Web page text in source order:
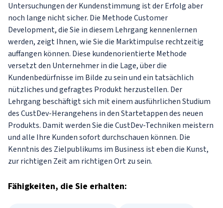
Untersuchungen der Kundenstimmung ist der Erfolg aber
noch lange nicht sicher. Die Methode Customer
Development, die Sie in diesem Lehrgang kennenlernen
werden, zeigt Ihnen, wie Sie die Marktimpulse rechtzeitig
auffangen können. Diese kundenorientierte Methode
versetzt den Unternehmer in die Lage, über die
Kundenbedürfnisse im Bilde zu sein und ein tatsächlich
nützliches und gefragtes Produkt herzustellen. Der
Lehrgang beschäftigt sich mit einem ausführlichen Studium
des CustDev-Herangehens in den Startetappen des neuen
Produkts. Damit werden Sie die CustDev-Techniken meistern
und alle Ihre Kunden sofort durchschauen können. Die
Kenntnis des Zielpublikums im Business ist eben die Kunst,
zur richtigen Zeit am richtigen Ort zu sein.
Fähigkeiten, die Sie erhalten: